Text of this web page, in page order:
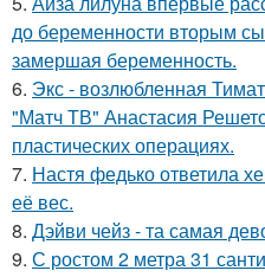
до беременности вторым
замершая беременность.
6. Экс - возлюбленная
"Матч ТВ" Анастасия
пластических операциях.
7. Настя федько ответила
её вес.
8. Дэйви чейз - та самая
9. С ростом 2 метра 31